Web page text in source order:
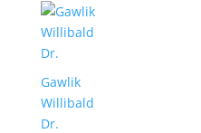
Gawlik
Willibald
Dr.